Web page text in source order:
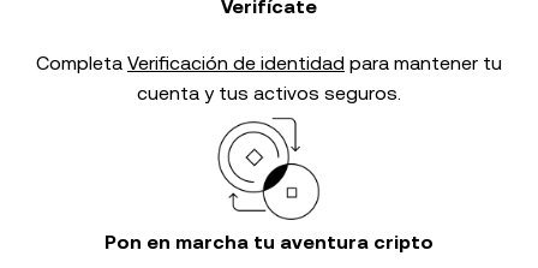
Verifícate
Completa Verificación de identidad para mantener tu
cuenta y tus activos seguros.
Pon en marcha tu aventura cripto